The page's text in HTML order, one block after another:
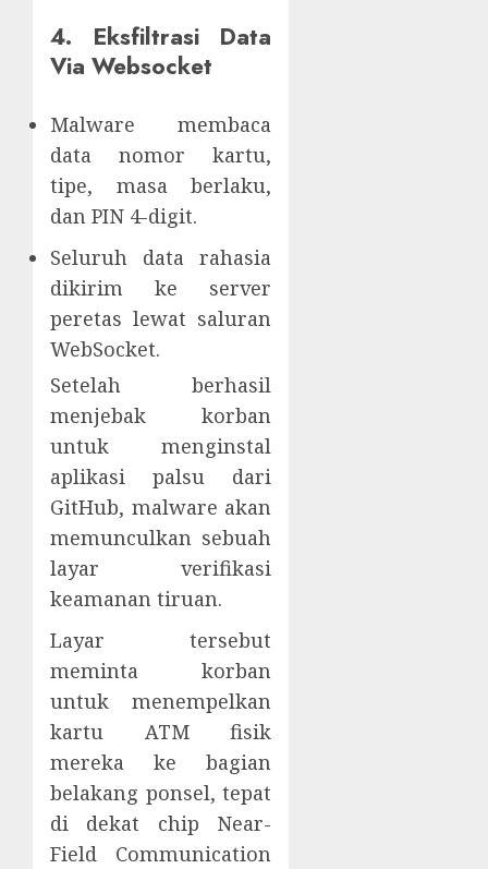
4. Eksfiltrasi Data
Via Websocket
Malware membaca
data nomor kartu,
tipe, masa berlaku,
dan PIN 4-digit.
Seluruh data rahasia
dikirim ke server
peretas lewat saluran
WebSocket.
Setelah berhasil
menjebak korban
untuk menginstal
aplikasi palsu dari
GitHub, malware akan
memunculkan sebuah
layar verifikasi
keamanan tiruan.
Layar tersebut
meminta korban
untuk menempelkan
kartu ATM fisik
mereka ke bagian
belakang ponsel, tepat
di dekat chip Near-
Field Communication